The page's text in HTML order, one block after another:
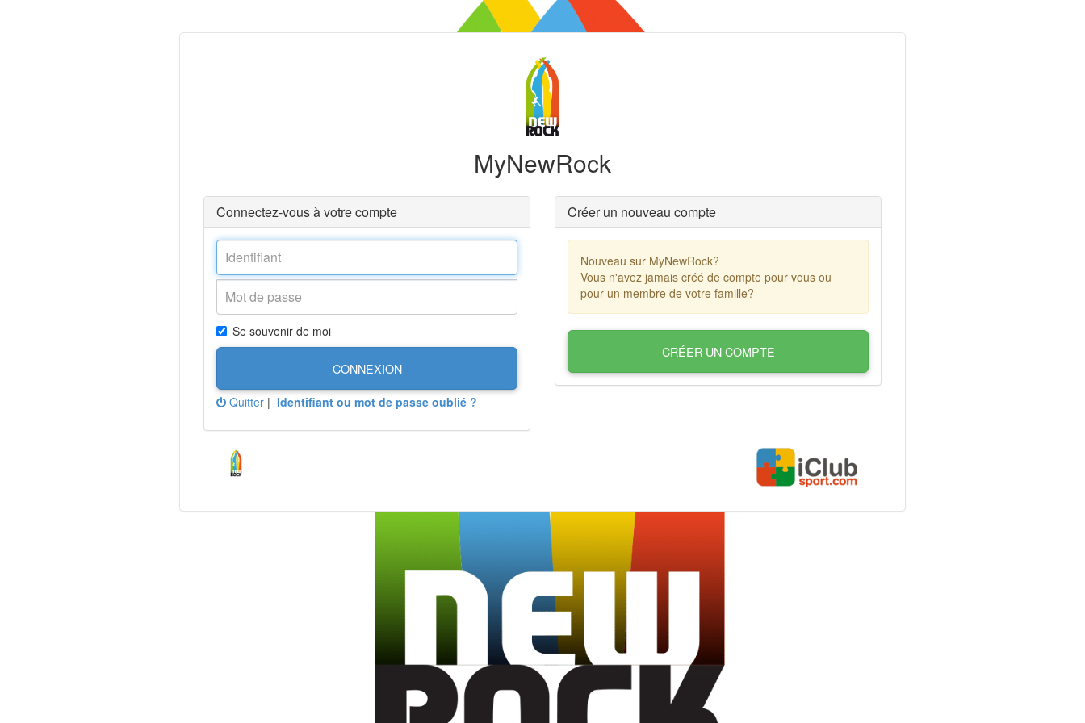
MyNewRock
Connectez-vous à votre compte
Se souvenir de moi
CONNEXION
Quitter | Identifiant ou mot de passe oublié ?
Créer un nouveau compte
Nouveau sur MyNewRock?
Vous n'avez jamais créé de compte pour vous ou
pour un membre de votre famille?
CRÉER UN COMPTE